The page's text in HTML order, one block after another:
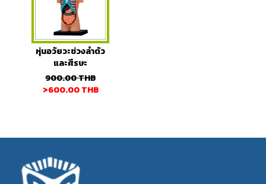
หุ่นอวัยวะช่วงลำตัว
และศีรษะ
900.00THB
>600.00THB